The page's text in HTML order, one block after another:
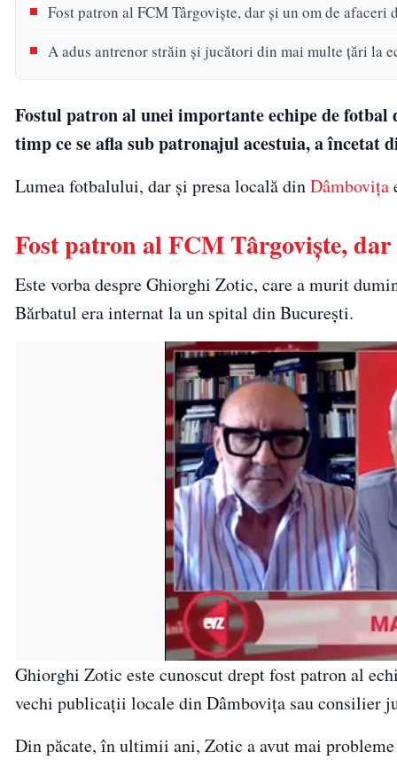
Fost patron al FCM Târgoviște, dar şi un om de afaceri
A adus antrenor străin şi jucători din mai multe ţări la
Fostul patron al unei importante echipe de fotbal
timp ce se afla sub patronajul acestuia, a
Lumea fotbalului, dar şi presa locală dinDâmboviţa
Fost patron al FCM Târgoviște, dar
Este vorba despre Ghiorghi Zotic, care a murit
Bărbatul era internat la un spital din Bucureşti.
Ghiorghi Zotic este cunoscut drept fost patron al
vechi publicații locale din Dâmbovița sau consilier
Din păcate, în ultimii ani, Zotic a avut mai